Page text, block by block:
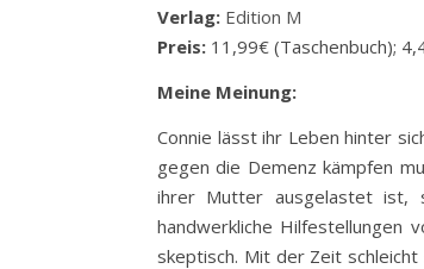
Verlag: Edition M
Preis: 11,99€ (Taschenbuch);
Meine Meinung:
Connie lässt ihr Leben hinter
gegen die Demenz kämpfen
ihrer Mutter ausgelastet ist,
handwerkliche Hilfestellungen
skeptisch. Mit der Zeit